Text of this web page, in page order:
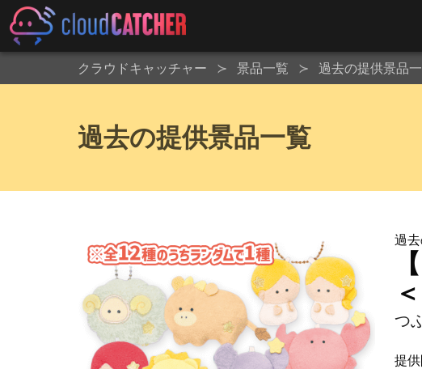
クラウドキャッチャー 景品一覧 過去の提供景品
過去の提供景品一覧
過
つ
提